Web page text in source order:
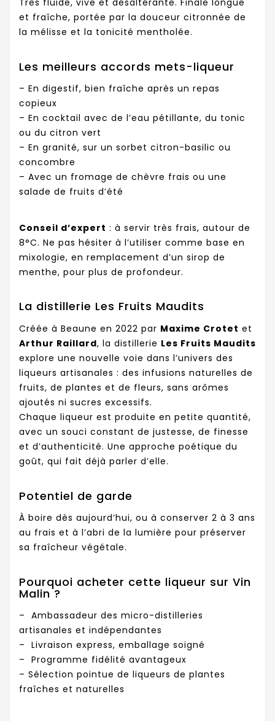
et fraîche, portée par la douceur citronnée de
la mélisse et la tonicité mentholée.
Les meilleurs accords mets-liqueur
– En digestif, bien fraîche après un repas
copieux
– En cocktail avec de l’eau pétillante, du tonic
ou du citron vert
– En granité, sur un sorbet citron-basilic ou
concombre
– Avec un fromage de chèvre frais ou une
salade de fruits d’été
Conseil d’expert : à servir très frais, autour de
8°C. Ne pas hésiter à l’utiliser comme base en
mixologie, en remplacement d’un sirop de
menthe, pour plus de profondeur.
La distillerie Les Fruits Maudits
Créée à Beaune en 2022 par Maxime Crotet et
Arthur Raillard, la distillerie Les Fruits Maudits
explore une nouvelle voie dans l’univers des
liqueurs artisanales : des infusions naturelles de
fruits, de plantes et de fleurs, sans arômes
ajoutés ni sucres excessifs.
Chaque liqueur est produite en petite quantité,
avec un souci constant de justesse, de finesse
et d’authenticité. Une approche poétique du
goût, qui fait déjà parler d’elle.
Potentiel de garde
À boire dès aujourd’hui, ou à conserver 2 à 3 ans
au frais et à l’abri de la lumière pour préserver
sa fraîcheur végétale.
Pourquoi acheter cette liqueur sur Vin
Malin ?
– Ambassadeur des micro-distilleries
artisanales et indépendantes
– Livraison express, emballage soigné
– Programme fidélité avantageux
– Sélection pointue de liqueurs de plantes
fraîches et naturelles